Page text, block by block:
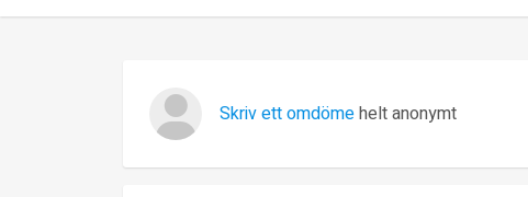
Skriv ett omdömehelt anonymt